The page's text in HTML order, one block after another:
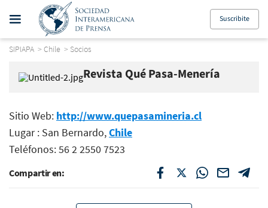
Suscribite
SIPIAPA > Chile > Socios
Revista Qué Pasa-Menería
Sitio Web: http://www.quepasamineria.cl
Lugar : San Bernardo,Chile
Teléfonos: 56 2 2550 7523
Compartir en: